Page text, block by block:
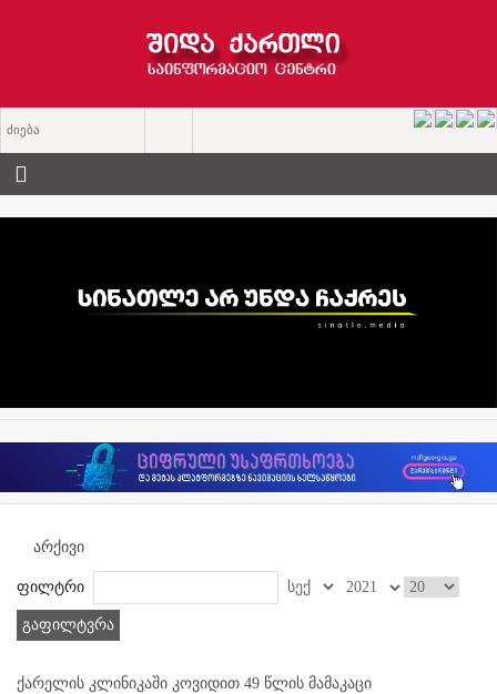
არქივი
ფილტრი
გაფილტვრა
ქარელის კლინიკაში კოვიდით 49 წლის მამაკაცი